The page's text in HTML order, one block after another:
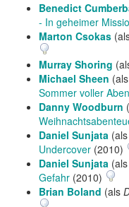
Benedict
- In geheimer
Marton Csokas
Murray Shoring
Michael Sheen (als
Sommer voller
Danny Woodburn
Daniel Sunjata (als
Undercover (2010)
Daniel Sunjata (als
Gefahr (2010)
Brian Boland (als